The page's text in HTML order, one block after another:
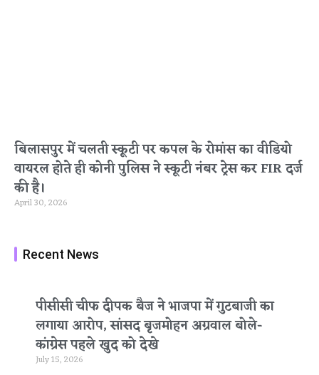
बिलासपुर में चलती स्कूटी पर कपल के रोमांस का वीडियो
वायरल होते ही कोनी पुलिस ने स्कूटी नंबर ट्रेस कर FIR दर्ज
की है।
April 30, 2026
Recent News
पीसीसी चीफ दीपक बैज ने भाजपा में गुटबाजी का
लगाया आरोप, सांसद बृजमोहन अग्रवाल बोले-
कांग्रेस पहले खुद को देखे
July 15, 2026